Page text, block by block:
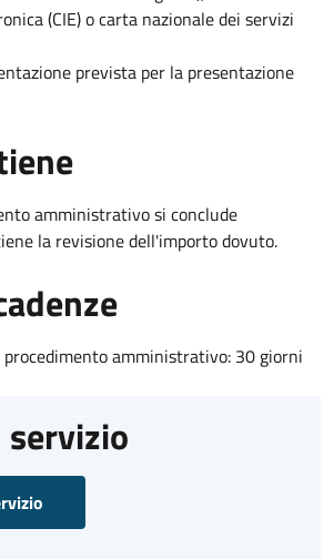
(CIE) o carta nazionale dei servizi
prevista per la presentazione
amministrativo si conclude
la revisione dell'importo dovuto.
amministrativo: 30 giorni
servizio